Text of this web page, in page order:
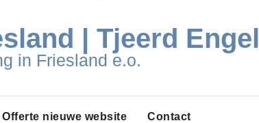
| Tjeerd Engel
in Friesland e.o.
Offerte nieuwe website Contact